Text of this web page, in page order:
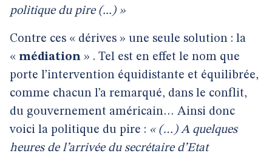
politique du pire (...) »
Contre ces « dérives » une seule solution : la
« médiation » . Tel est en effet le nom que
porte l’intervention équidistante et équilibrée,
comme chacun l’a remarqué, dans le conflit,
du gouvernement américain… Ainsi donc
voici la politique du pire : « (…) A quelques
heures de l’arrivée du secrétaire d’Etat